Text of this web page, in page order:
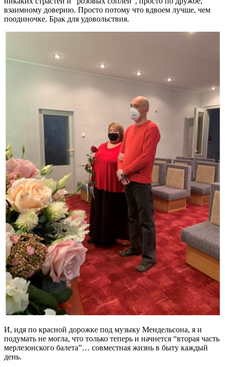
взаимному доверию. Просто потому что вдвоем лучше, чем
поодиночке. Брак для удовольствия.
И, идя по красной дорожке под музыку Мендельсона, я и
подумать не могла, что только теперь и начнется “вторая часть
мерлезонского балета”… совместная жизнь в быту каждый
день.